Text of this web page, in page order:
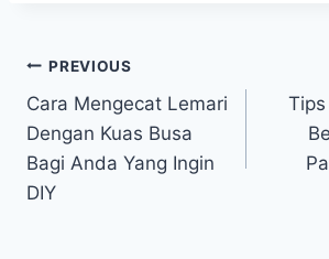
Post
navigation
PREVIOUS
Cara Mengecat Lemari
Dengan Kuas Busa
Bagi Anda Yang Ingin
DIY